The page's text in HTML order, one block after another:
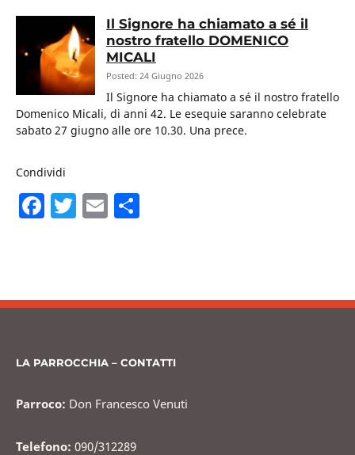
Il Signore ha chiamato a sé il
nostro fratello DOMENICO
MICALI
Posted: 24 Giugno 2026
Il Signore ha chiamato a sé il nostro fratello
Domenico Micali, di anni 42. Le esequie saranno celebrate
sabato 27 giugno alle ore 10.30. Una prece.
Condividi
F
b
o
T E
vi
LA PARROCCHIA – CONTATTI
Parroco: Don Francesco Venuti
Telefono: 090/312289